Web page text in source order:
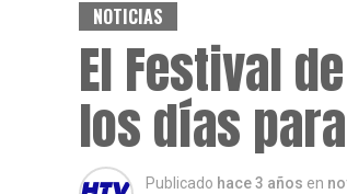
NOTICIAS
El Festival
los días
Publicado hace 3 años en